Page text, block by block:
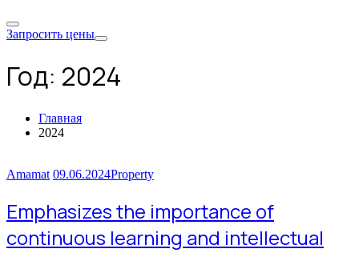
Запросить цены
Год: 2024
Главная
2024
Amamat 09.06.2024Property
Emphasizes the importance of
continuous learning and intellectual